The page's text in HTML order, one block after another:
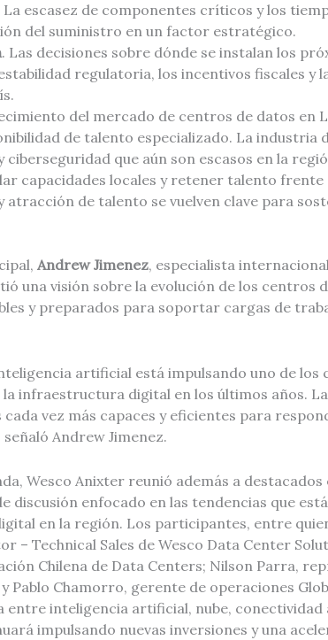
La escasez de componentes críticos y los
del suministro en un factor estratégico.
. Las decisiones sobre dónde se instalan los
regulatoria, los incentivos fiscales y
del mercado de centros de datos en
de talento especializado. La industria
que aún son escasos en la
capacidades locales y retener talento frente
atracción de talento se vuelven clave para
Andrew Jimenez, especialista
una visión sobre la evolución de los centros
y preparados para soportar cargas de
artificial está impulsando uno de los
infraestructura digital en los últimos años.
vez más capaces y eficientes para
Andrew Jimenez.
Wesco Anixter reunió además a destacados
discusión enfocado en las tendencias que
en la región. Los participantes, entre
– Technical Sales de Wesco Data Center
Chilena de Data Centers; Nilson Parra,
Pablo Chamorro, gerente de operaciones
entre inteligencia artificial, nube, conectividad
impulsando nuevas inversiones y una